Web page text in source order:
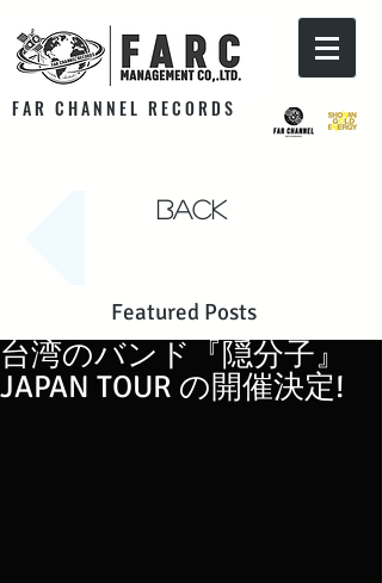
F A R C H A N N E L R E C O R D S
Back
Featured Posts
台湾のバンド『隠分子』
JAPAN TOUR の開催決定!